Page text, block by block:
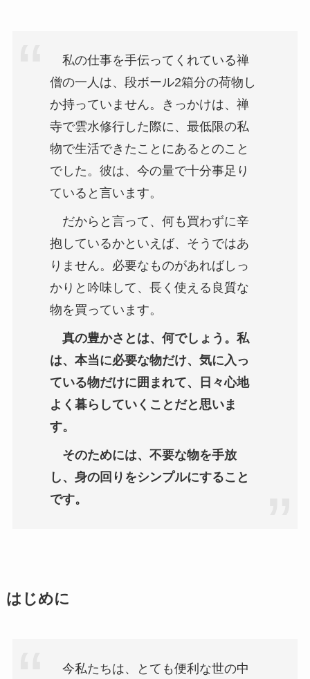
私の仕事を手伝ってくれている禅
僧の一人は、段ボール2箱分の荷物し
か持っていません。きっかけは、禅
寺で雲水修行した際に、最低限の私
物で生活できたことにあるとのこと
でした。彼は、今の量で十分事足り
ていると言います。
だからと言って、何も買わずに辛
抱しているかといえば、そうではあ
りません。必要なものがあればしっ
かりと吟味して、長く使える良質な
物を買っています。
真の豊かさとは、何でしょう。私
は、本当に必要な物だけ、気に入っ
ている物だけに囲まれて、日々心地
よく暮らしていくことだと思いま
す。
そのためには、不要な物を手放
し、身の回りをシンプルにすること
です。
はじめに
今私たちは、とても便利な世の中